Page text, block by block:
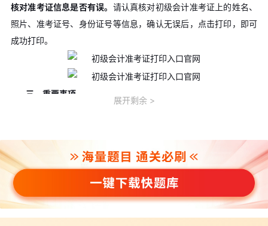
核对准考证信息是否有误。 请认真核对初级会计准考证上的姓名、
照片、准考证号、身份证号等信息，确认无误后，点击打印，即可
成功打印。
三、重要事项
2. 请考生认真阅读《准考证》上的《考生须知》，做好相关考
前准备。
四、2026年初级会计考试时间
考试于5月16日至18日举行，共6个批次，具体安排如下：
展开剩余